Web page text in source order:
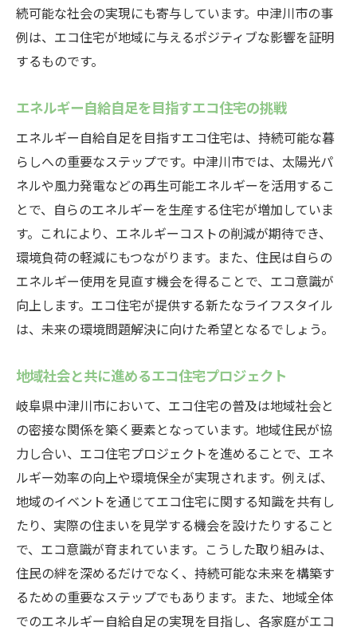
続可能な社会の実現にも寄与しています。中津川市の事
例は、エコ住宅が地域に与えるポジティブな影響を証明
するものです。
エネルギー自給自足を目指すエコ住宅の挑戦
エネルギー自給自足を目指すエコ住宅は、持続可能な暮
らしへの重要なステップです。中津川市では、太陽光パ
ネルや風力発電などの再生可能エネルギーを活用するこ
とで、自らのエネルギーを生産する住宅が増加していま
す。これにより、エネルギーコストの削減が期待でき、
環境負荷の軽減にもつながります。また、住民は自らの
エネルギー使用を見直す機会を得ることで、エコ意識が
向上します。エコ住宅が提供する新たなライフスタイル
は、未来の環境問題解決に向けた希望となるでしょう。
地域社会と共に進めるエコ住宅プロジェクト
岐阜県中津川市において、エコ住宅の普及は地域社会と
の密接な関係を築く要素となっています。地域住民が協
力し合い、エコ住宅プロジェクトを進めることで、エネ
ルギー効率の向上や環境保全が実現されます。例えば、
地域のイベントを通じてエコ住宅に関する知識を共有し
たり、実際の住まいを見学する機会を設けたりすること
で、エコ意識が育まれています。こうした取り組みは、
住民の絆を深めるだけでなく、持続可能な未来を構築す
るための重要なステップでもあります。また、地域全体
でのエネルギー自給自足の実現を目指し、各家庭がエコ